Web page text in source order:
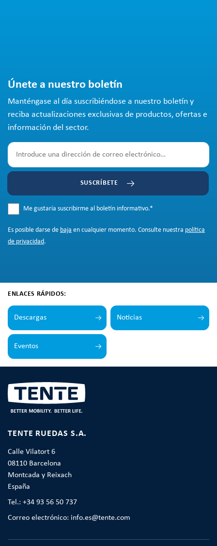
Únete a nuestro boletín
Manténgase al día suscribiéndose a nuestro boletín y
reciba actualizaciones exclusivas de productos, ofertas e
información del sector.
SUSCRÍBETE
Me gustaría suscribirme al boletín informativo.*
Es posible darse de baja en cualquier momento. Consulte nuestra política
de privacidad.
ENLACES RÁPIDOS:
Descargas Noticias
Eventos
TENTE RUEDAS S.A.
Calle Vilatort 6
08110 Barcelona
Montcada y Reixach
España
Tel.: +34 93 56 50 737
Correo electrónico: info.es@tente.com